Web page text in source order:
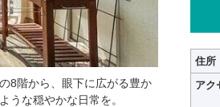
8階から、眼下に広がる豊か
うな穏やかな日常を。
住所
アク